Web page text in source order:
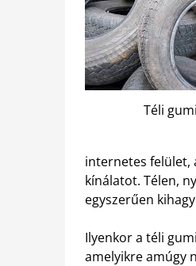
Téli
internetes felület,
kínálatot. Télen,
egyszerűen
Ilyenkor a téli
amelyikre amúgy